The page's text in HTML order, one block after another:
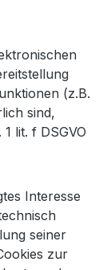
(z.B.
sind,
lit. f DSGVO
Interesse
seiner
zur